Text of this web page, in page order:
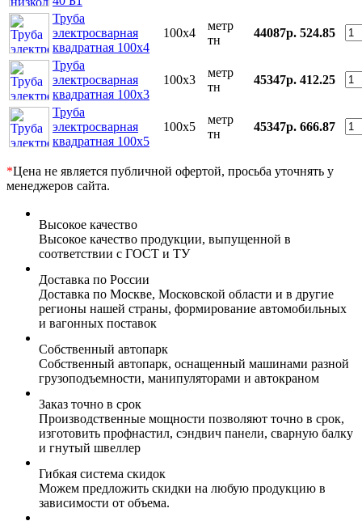
Труба
электросварная
квадратная 100x4
100x4
метр
тн
44087р. 524.85
Труба
электросварная
квадратная 100x3
100x3
метр
тн
45347р. 412.25
Труба
электросварная
квадратная 100x5
100x5
метр
тн
45347р. 666.87
*Цена не является публичной офертой, просьба уточнять у
менеджеров сайта.
Высокое качество
Высокое качество продукции, выпущенной в
соответствии с ГОСТ и ТУ
Доставка по России
Доставка по Москве, Московской области и в другие
регионы нашей страны, формирование автомобильных
и вагонных поставок
Собственный автопарк
Собственный автопарк, оснащенный машинами разной
грузоподъемности, манипуляторами и автокраном
Заказ точно в срок
Производственные мощности позволяют точно в срок,
изготовить профнастил, сэндвич панели, сварную балку
и гнутый швеллер
Гибкая система скидок
Можем предложить скидки на любую продукцию в
зависимости от объема.